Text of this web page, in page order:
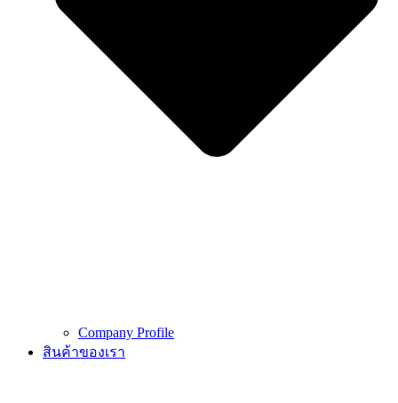
Company Profile
สินค้าของเรา